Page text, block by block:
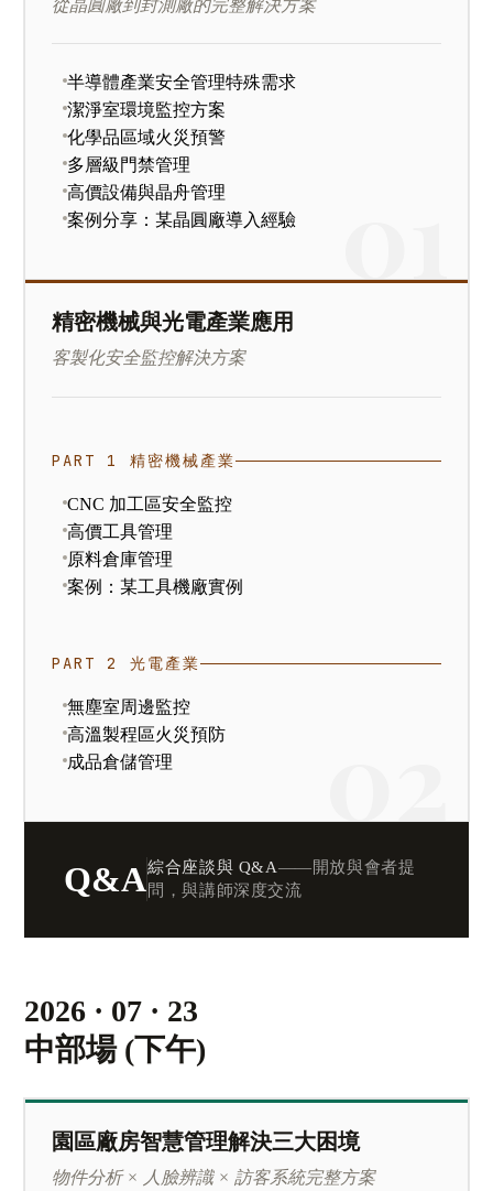
從晶圓廠到封測廠的完整解決方案
半導體產業安全管理特殊需求
潔淨室環境監控方案
化學品區域火災預警
多層級門禁管理
高價設備與晶舟管理
案例分享：某晶圓廠導入經驗
精密機械與光電產業應用
客製化安全監控解決方案
PART 1 精密機械產業
CNC 加工區安全監控
高價工具管理
原料倉庫管理
案例：某工具機廠實例
PART 2 光電產業
無塵室周邊監控
高溫製程區火災預防
成品倉儲管理
Q&A綜合座談與 Q&A——開放與會者提
問，與講師深度交流
2026 · 07 · 23
中部場 (下午)
園區廠房智慧管理解決三大困境
物件分析 × 人臉辨識 × 訪客系統完整方案